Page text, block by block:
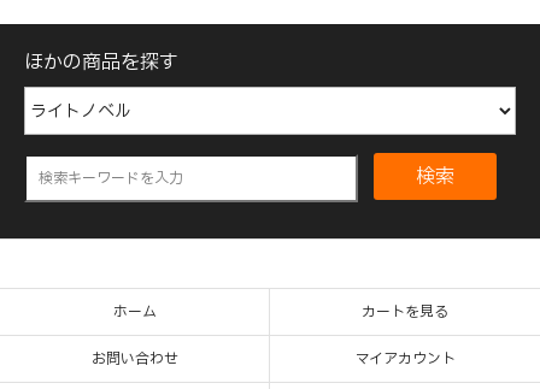
ほかの商品を探す
検索
ホーム カートを見る
お問い合わせ マイアカウント